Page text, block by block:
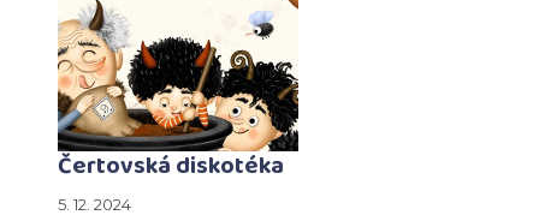
Čertovská diskotéka
5. 12. 2024